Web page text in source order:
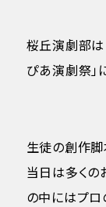
桜丘演劇部は
ぴあ演劇祭」
生徒の創作
当日は多くの
の中にはプロ